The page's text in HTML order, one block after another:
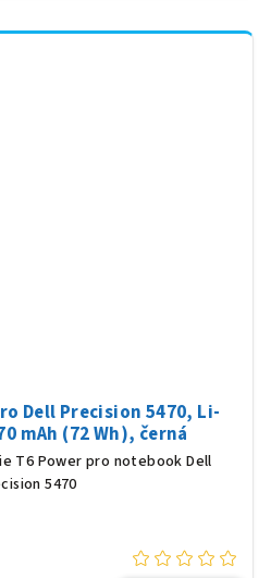
Dell Precision 5470, Li-
mAh (72 Wh), černá
T6 Power pro notebook Dell
5470